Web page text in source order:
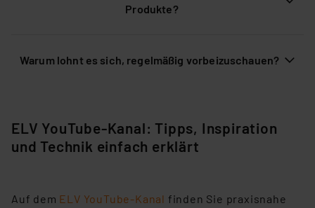
Produkte?
Warum lohnt es sich, regelmäßig vorbeizuschauen?
ELV YouTube-Kanal: Tipps, Inspiration
und Technik einfach erklärt
Auf dem ELV YouTube-Kanal finden Sie praxisnahe